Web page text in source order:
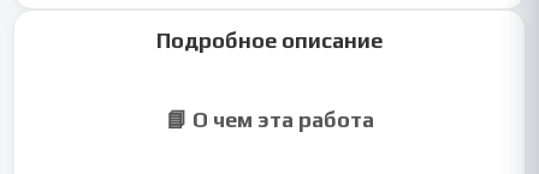
Подробное описание
📘 О чем эта работа